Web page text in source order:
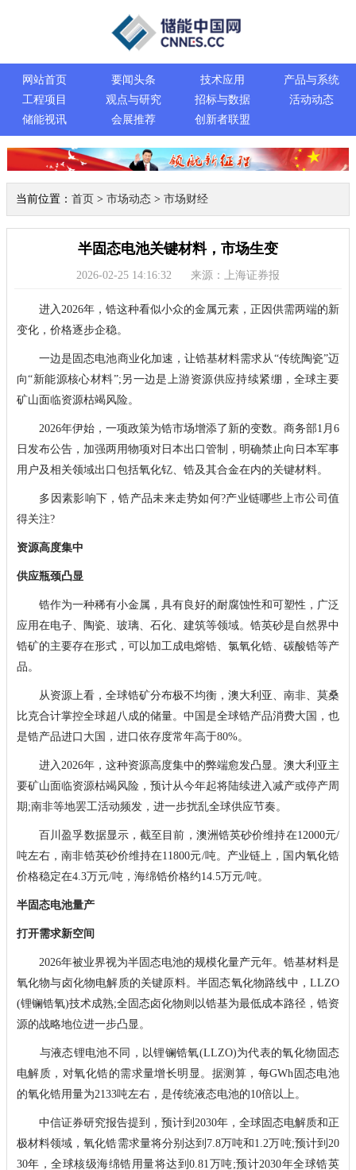
网站首页 要闻头条 技术应用
产品与系统
工程项目
观点与研究 招标与数据
活动动态
储能视讯
会展推荐 创新者联盟
当前位置： 首页> 市场动态> 市场财经
半固态电池关键材料，市场生变
2026-02-25 14:16:32 来源：上海证券报
进入2026年，锆这种看似小众的金属元素，正因供需两端的新
变化，价格逐步企稳。
一边是固态电池商业化加速，让锆基材料需求从“传统陶瓷”迈
向“新能源核心材料”;另一边是上游资源供应持续紧绷，全球主要
矿山面临资源枯竭风险。
2026年伊始，一项政策为锆市场增添了新的变数。商务部1月6
日发布公告，加强两用物项对日本出口管制，明确禁止向日本军事
用户及相关领域出口包括氧化钇、锆及其合金在内的关键材料。
多因素影响下，锆产品未来走势如何?产业链哪些上市公司值
得关注?
资源高度集中
供应瓶颈凸显
锆作为一种稀有小金属，具有良好的耐腐蚀性和可塑性，广泛
应用在电子、陶瓷、玻璃、石化、建筑等领域。锆英砂是自然界中
锆矿的主要存在形式，可以加工成电熔锆、氯氧化锆、碳酸锆等产
品。
从资源上看，全球锆矿分布极不均衡，澳大利亚、南非、莫桑
比克合计掌控全球超八成的储量。中国是全球锆产品消费大国，也
是锆产品进口大国，进口依存度常年高于80%。
进入2026年，这种资源高度集中的弊端愈发凸显。澳大利亚主
要矿山面临资源枯竭风险，预计从今年起将陆续进入减产或停产周
期;南非等地罢工活动频发，进一步扰乱全球供应节奏。
百川盈孚数据显示，截至目前，澳洲锆英砂价维持在12000元/
吨左右，南非锆英砂价维持在11800元/吨。产业链上，国内氧化锆
价格稳定在4.3万元/吨，海绵锆价格约14.5万元/吨。
半固态电池量产
打开需求新空间
2026年被业界视为半固态电池的规模化量产元年。锆基材料是
氧化物与卤化物电解质的关键原料。半固态氧化物路线中，LLZO
(锂镧锆氧)技术成熟;全固态卤化物则以锆基为最低成本路径，锆资
源的战略地位进一步凸显。
与液态锂电池不同，以锂镧锆氧(LLZO)为代表的氧化物固态
电解质，对氧化锆的需求量增长明显。据测算，每GWh固态电池
的氧化锆用量为2133吨左右，是传统液态电池的10倍以上。
中信证券研究报告提到，预计到2030年，全球固态电解质和正
极材料领域，氧化锆需求量将分别达到7.8万吨和1.2万吨;预计到20
30年，全球核级海绵锆用量将达到0.81万吨;预计2030年全球锆英